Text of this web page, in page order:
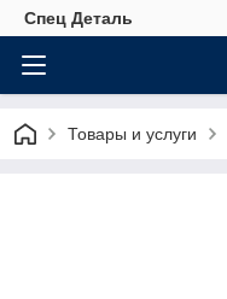
Спец Деталь
Товары и услуги